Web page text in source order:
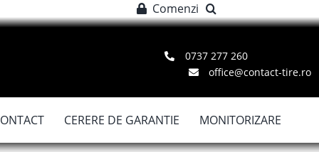
Comenzi
0737 277 260
office@contact-tire.ro
CERERE DE GARANTIE MONITORIZARE